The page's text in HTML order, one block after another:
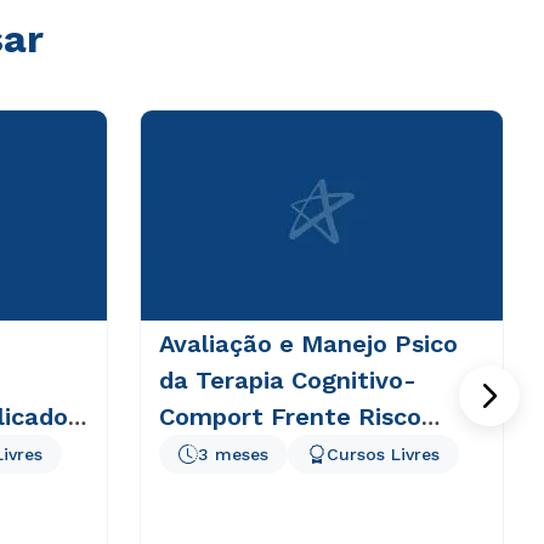
Avaliação e Manejo Psico
da Terapia Cognitivo-
Comport Frente Risco
Suicídio
3 meses Cursos Livres